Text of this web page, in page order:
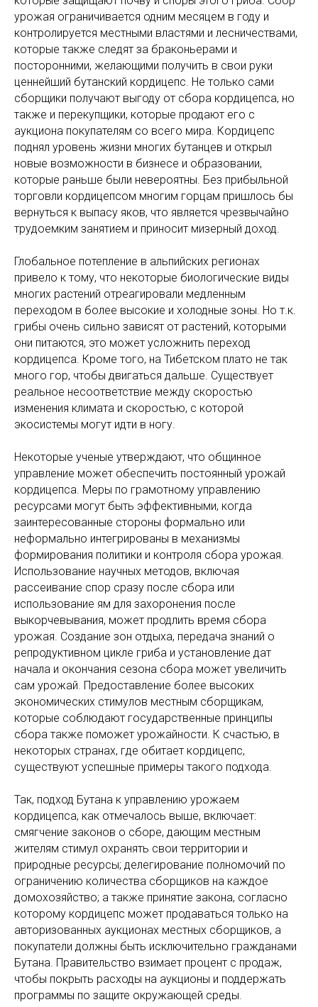
урожая ограничивается одним месяцем в году и
контролируется местными властями и лесничествами,
которые также следят за браконьерами и
посторонними, желающими получить в свои руки
ценнейший бутанский кордицепс. Не только сами
сборщики получают выгоду от сбора кордицепса, но
также и перекупщики, которые продают его с
аукциона покупателям со всего мира. Кордицепс
поднял уровень жизни многих бутанцев и открыл
новые возможности в бизнесе и образовании,
которые раньше были невероятны. Без прибыльной
торговли кордицепсом многим горцам пришлось бы
вернуться к выпасу яков, что является чрезвычайно
трудоемким занятием и приносит мизерный доход.
Глобальное потепление в альпийских регионах
привело к тому, что некоторые биологические виды
многих растений отреагировали медленным
переходом в более высокие и холодные зоны. Но т.к.
грибы очень сильно зависят от растений, которыми
они питаются, это может усложнить переход
кордицепса. Кроме того, на Тибетском плато не так
много гор, чтобы двигаться дальше. Существует
реальное несоответствие между скоростью
изменения климата и скоростью, с которой
экосистемы могут идти в ногу.
Некоторые ученые утверждают, что общинное
управление может обеспечить постоянный урожай
кордицепса. Меры по грамотному управлению
ресурсами могут быть эффективными, когда
заинтересованные стороны формально или
неформально интегрированы в механизмы
формирования политики и контроля сбора урожая.
Использование научных методов, включая
рассеивание спор сразу после сбора или
использование ям для захоронения после
выкорчевывания, может продлить время сбора
урожая. Создание зон отдыха, передача знаний о
репродуктивном цикле гриба и установление дат
начала и окончания сезона сбора может увеличить
сам урожай. Предоставление более высоких
экономических стимулов местным сборщикам,
которые соблюдают государственные принципы
сбора также поможет урожайности. К счастью, в
некоторых странах, где обитает кордицепс,
существуют успешные примеры такого подхода.
Так, подход Бутана к управлению урожаем
кордицепса, как отмечалось выше, включает:
смягчение законов о сборе, дающим местным
жителям стимул охранять свои территории и
природные ресурсы; делегирование полномочий по
ограничению количества сборщиков на каждое
домохозяйство; а также принятие закона, согласно
которому кордицепс может продаваться только на
авторизованных аукционах местных сборщиков, а
покупатели должны быть исключительно гражданами
Бутана. Правительство взимает процент с продаж,
чтобы покрыть расходы на аукционы и поддержать
программы по защите окружающей среды.